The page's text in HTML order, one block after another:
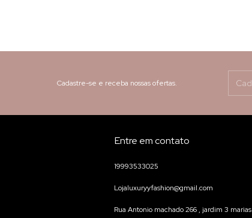
Cadastre-se e receba nossas ofertas.
Entre em contato
19993533025
Lojaluxuryyfashion@gmail.com
Rua Antonio machado 266 , jardim 3 marias